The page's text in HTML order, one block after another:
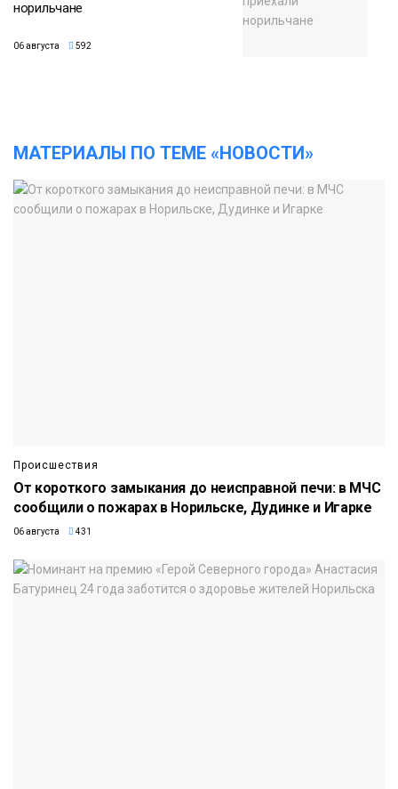
норильчане
06 августа 592
МАТЕРИАЛЫ ПО ТЕМЕ «НОВОСТИ»
Происшествия
От короткого замыкания до неисправной печи: в МЧС
сообщили о пожарах в Норильске, Дудинке и Игарке
06 августа 431